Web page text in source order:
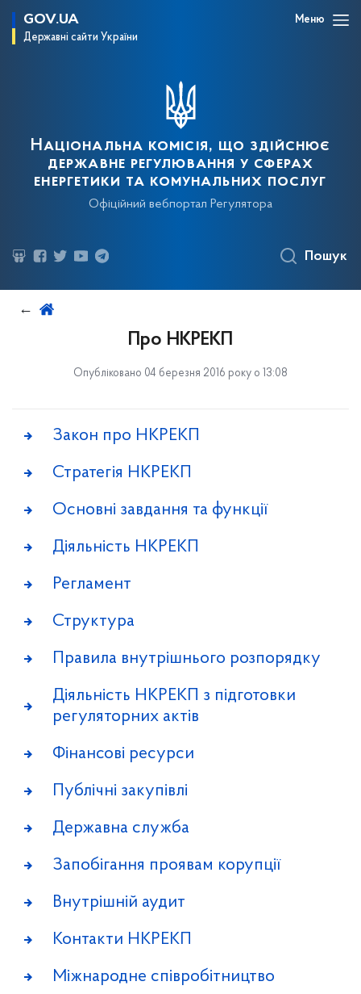
GOV.UA
Державні сайти України
Меню
Національна комісія, що здійснює
державне регулювання у сферах
енергетики та комунальних послуг
Офіційний вебпортал Регулятора
Пошук
Про НКРЕКП
Опубліковано 04 березня 2016 року о 13:08
Закон про НКРЕКП
Стратегія НКРЕКП
Основні завдання та функції
Діяльність НКРЕКП
Регламент
Структура
Правила внутрішнього розпорядку
Діяльність НКРЕКП з підготовки
регуляторних актів
Фінансові ресурси
Публічні закупівлі
Державна служба
Запобігання проявам корупції
Внутрішній аудит
Контакти НКРЕКП
Міжнародне співробітництво